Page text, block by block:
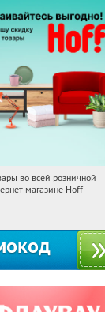
Получили:
во всей розничной
магазине Hoff